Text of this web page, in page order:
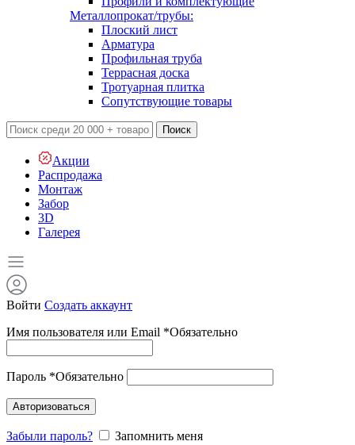
Металлопрокат/трубы:
Плоский лист
Арматура
Профильная труба
Террасная доска
Тротуарная плитка
Сопутствующие товары
Поиск
Акции
Распродажа
Монтаж
Забор
3D
Галерея
Войти Создать аккаунт
Имя пользователя или Email *Обязательно
Пароль *Обязательно
Авторизоваться
Забыли пароль? Запомнить меня